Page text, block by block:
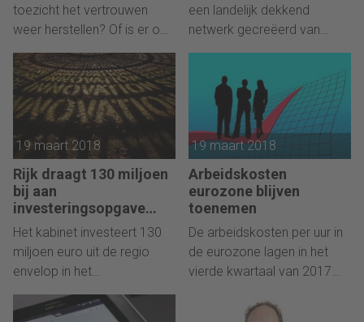
toezicht het vertrouwen
weer herstellen? Of is er ook
een rol weggelegd voor de
banken zelf?
een landelijk dekkend
netwerk gecreëerd van
lokale bakkers. Deze
2018 de taarten die via
Toptaarten.nl aangeboden
worden.
19 maart 2018
Rijk draagt 130 miljoen
bij aan
investeringsopgave
Brainport Eindhoven
Het kabinet investeert 130
miljoen euro uit de regio
envelop in het
vestigingsklimaat van
Brainport Eindhoven, zoals
19 maart 2018
Arbeidskosten
eurozone blijven
toenemen
De arbeidskosten per uur in
de eurozone lagen in het
vierde kwartaal van 2017
dezelfde periode een jaar